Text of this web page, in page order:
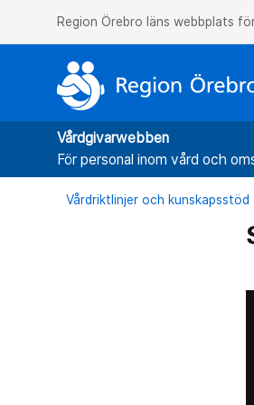
Region Örebro läns webbplats
Vårdgivarwebben
För personal inom vård och
Vårdriktlinjer och kunskapsstöd